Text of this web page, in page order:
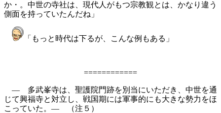
か・。中世の寺社は、現代人がもつ宗教観とは、かなり違う
側面を持っていたんだね」
「もっと時代は下るが、こんな例もある」
============
― 多武峯寺は、聖護院門跡を別当にいただき、中世を通
じて興福寺と対立し、戦国期には軍事的にも大きな勢力をほ
こっていた。― （注５）